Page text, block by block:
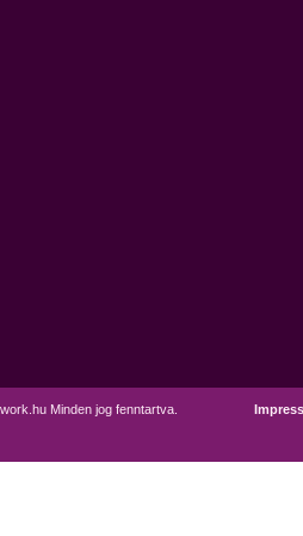
Minden jog fenntartva.